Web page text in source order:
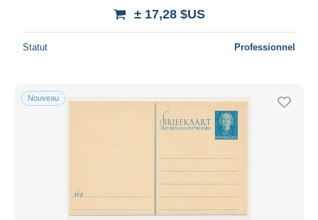
± 17,28 $US
Statut Professionnel
Nouveau